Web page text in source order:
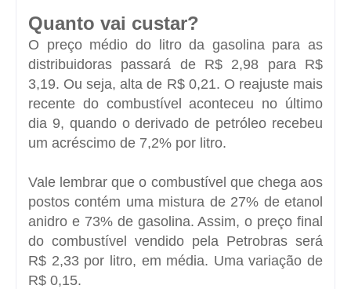
Quanto vai custar?
O preço médio do litro da gasolina para as
distribuidoras passará de R$ 2,98 para R$
3,19. Ou seja, alta de R$ 0,21. O reajuste mais
recente do combustível aconteceu no último
dia 9, quando o derivado de petróleo recebeu
um acréscimo de 7,2% por litro.
Vale lembrar que o combustível que chega aos
postos contém uma mistura de 27% de etanol
anidro e 73% de gasolina. Assim, o preço final
do combustível vendido pela Petrobras será
R$ 2,33 por litro, em média. Uma variação de
R$ 0,15.